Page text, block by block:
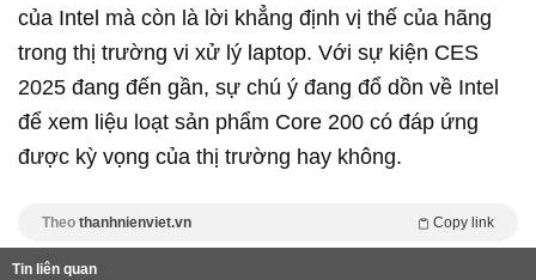
của Intel mà còn là lời khẳng định vị thế của hãng
trong thị trường vi xử lý laptop. Với sự kiện CES
2025 đang đến gần, sự chú ý đang đổ dồn về Intel
để xem liệu loạt sản phẩm Core 200 có đáp ứng
được kỳ vọng của thị trường hay không.
Theo thanhnienviet.vn Copy link
Tin liên quan